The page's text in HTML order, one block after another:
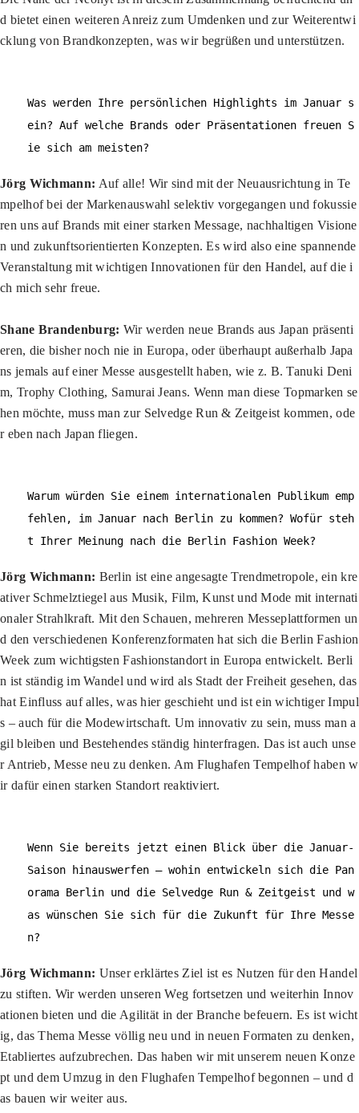
d bietet einen weiteren Anreiz zum Umdenken und zur Weiterentwi
cklung von Brandkonzepten, was wir begrüßen und unterstützen.
Was werden Ihre persönlichen Highlights im Januar s
ein? Auf welche Brands oder Präsentationen freuen S
ie sich am meisten?
Jörg Wichmann: Auf alle! Wir sind mit der Neuausrichtung in Te
mpelhof bei der Markenauswahl selektiv vorgegangen und fokussie
ren uns auf Brands mit einer starken Message, nachhaltigen Visione
n und zukunftsorientierten Konzepten. Es wird also eine spannende
Veranstaltung mit wichtigen Innovationen für den Handel, auf die i
ch mich sehr freue.
Shane Brandenburg: Wir werden neue Brands aus Japan präsenti
eren, die bisher noch nie in Europa, oder überhaupt außerhalb Japa
ns jemals auf einer Messe ausgestellt haben, wie z. B. Tanuki Deni
m, Trophy Clothing, Samurai Jeans. Wenn man diese Topmarken se
hen möchte, muss man zur Selvedge Run & Zeitgeist kommen, ode
r eben nach Japan fliegen.
Warum würden Sie einem internationalen Publikum emp
fehlen, im Januar nach Berlin zu kommen? Wofür steh
t Ihrer Meinung nach die Berlin Fashion Week?
Jörg Wichmann: Berlin ist eine angesagte Trendmetropole, ein kre
ativer Schmelztiegel aus Musik, Film, Kunst und Mode mit internati
onaler Strahlkraft. Mit den Schauen, mehreren Messeplattformen un
d den verschiedenen Konferenzformaten hat sich die Berlin Fashion
Week zum wichtigsten Fashionstandort in Europa entwickelt. Berli
n ist ständig im Wandel und wird als Stadt der Freiheit gesehen, das
hat Einfluss auf alles, was hier geschieht und ist ein wichtiger Impul
s – auch für die Modewirtschaft. Um innovativ zu sein, muss man a
gil bleiben und Bestehendes ständig hinterfragen. Das ist auch unse
r Antrieb, Messe neu zu denken. Am Flughafen Tempelhof haben w
ir dafür einen starken Standort reaktiviert.
Wenn Sie bereits jetzt einen Blick über die Januar-
Saison hinauswerfen – wohin entwickeln sich die Pan
orama Berlin und die Selvedge Run & Zeitgeist und w
as wünschen Sie sich für die Zukunft für Ihre Messe
n?
Jörg Wichmann: Unser erklärtes Ziel ist es Nutzen für den Handel
zu stiften. Wir werden unseren Weg fortsetzen und weiterhin Innov
ationen bieten und die Agilität in der Branche befeuern. Es ist wicht
ig, das Thema Messe völlig neu und in neuen Formaten zu denken,
Etabliertes aufzubrechen. Das haben wir mit unserem neuen Konze
pt und dem Umzug in den Flughafen Tempelhof begonnen – und d
as bauen wir weiter aus.